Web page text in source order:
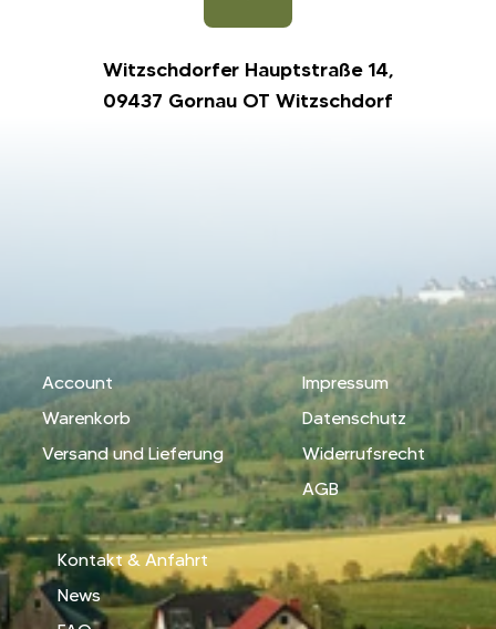
Witzschdorfer Hauptstraße 14,
09437 Gornau OT Witzschdorf
Account
Warenkorb
Versand und Lieferung
Impressum
Datenschutz
Widerrufsrecht
AGB
Kontakt & Anfahrt
News